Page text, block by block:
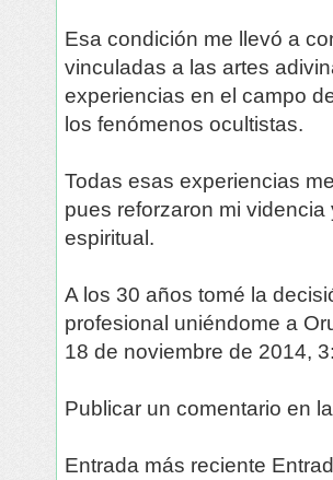
Esa condición me llevó a
vinculadas a las artes
experiencias en el campo
los fenómenos ocultistas.
Todas esas experiencias
pues reforzaron mi
espiritual.
A los 30 años tomé la
profesional uniéndome a
18 de noviembre de 2014,
Publicar un comentario en
Entrada más reciente